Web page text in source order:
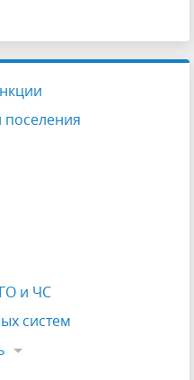
поселения
и ЧС
систем